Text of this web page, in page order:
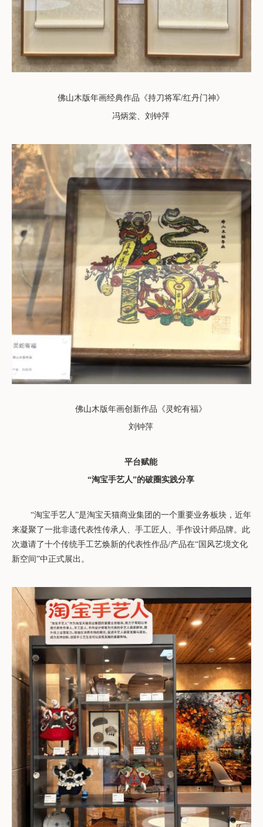
佛山木版年画经典作品 《持刀将军/红丹门神》
冯炳棠、刘钟萍
佛山木版年画创新作品 《 灵蛇有福》
刘钟萍
平台赋能
“淘宝手艺人”的破圈实践分享
“淘宝手艺人”是淘宝天猫商业集团的一个重要业务板块 ，近年
来凝聚了一批非遗代表性传承人、手工匠人、手作设计师品牌。此
次邀请了十个传统手工艺焕新的代表性作品/产品在“国风艺境文化
新空间”中正式展出。